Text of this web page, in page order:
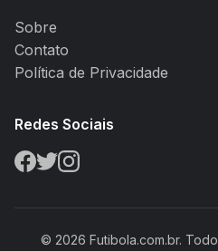
Sobre
Contato
Política de Privacidade
Redes Sociais
© 2026 Futibola.com.br.